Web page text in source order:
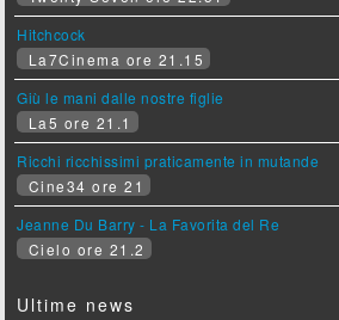
Hitchcock
La7Cinema ore 21.15
Giù le mani dalle nostre figlie
La5 ore 21.1
Ricchi ricchissimi praticamente in mutande
Cine34 ore 21
Jeanne Du Barry - La Favorita del Re
Cielo ore 21.2
Ultime news